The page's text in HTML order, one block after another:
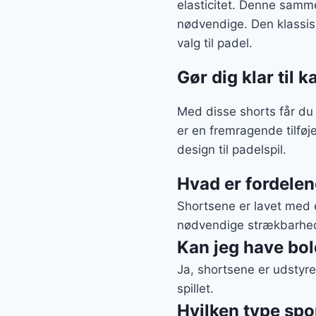
elasticitet. Denne
nødvendige. Den
valg til padel.
Gør dig klar til
Med disse shorts får
er en fremragende
design til padelspil.
Hvad er
Shortsene er lavet
nødvendige
Kan jeg have
Ja, shortsene er
spillet.
Hvilken type